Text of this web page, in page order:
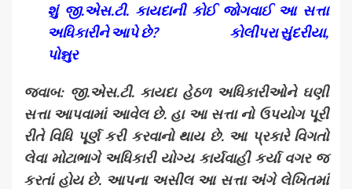
શું જી.એસ.ટી. કાયદાની કોઈ જોગવાઈ આ સત્તા
અધિકારીને આપે છે? કોલીપરા સુંદરીયા,
પોન્નુર
જવાબ: જી.એસ.ટી. કાયદા હેઠળ અધિકારીઓને ઘણી
સત્તા આપવામાં આવેલ છે. હા આ સત્તા નો ઉપયોગ પૂરી
રીતે વિધિ પૂર્ણ કરી કરવાનો થાય છે. આ પ્રકારે વિગતો
લેવા મોટાભાગે અધિકારી યોગ્ય કાર્યવાહી કર્યા વગર જ
કરતાં હોય છે. આપના અસીલ આ સત્તા અંગે લેખિતમાં